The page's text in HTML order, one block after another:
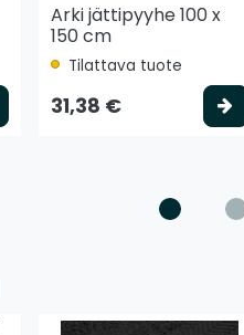
Valitse vaihtoehto
Arki jättipyyhe 100 x
150 cm
Tilattava tuote
31,38 €